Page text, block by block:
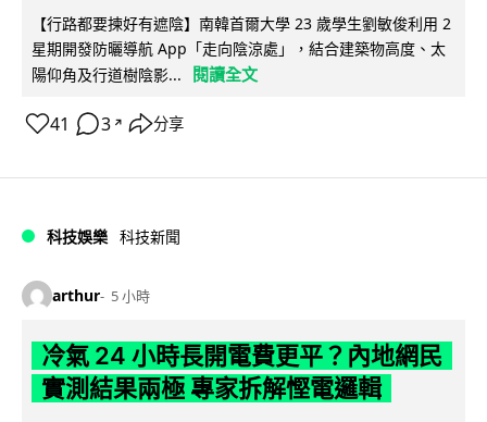
【行路都要揀好有遮陰】南韓首爾大學 23 歲學生劉敏俊利用 2
星期開發防曬導航 App「走向陰涼處」，結合建築物高度、太
陽仰角及行道樹陰影...
閱讀全文
41 3 ↗ 分享
科技娛樂 科技新聞
arthur 5 小時
冷氣 24 小時長開電費更平？內地網民
實測結果兩極 專家拆解慳電邏輯